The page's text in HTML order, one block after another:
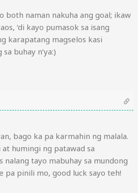
both naman nakuha ang goal; ikaw
‘di kayo pumasok sa isang
karapatang magselos kasi
buhay n’ya:)
bago ka pa karmahin ng malala.
humingi ng patawad sa
nalang tayo mabuhay sa mundong
pa pinili mo, good luck sayo teh!